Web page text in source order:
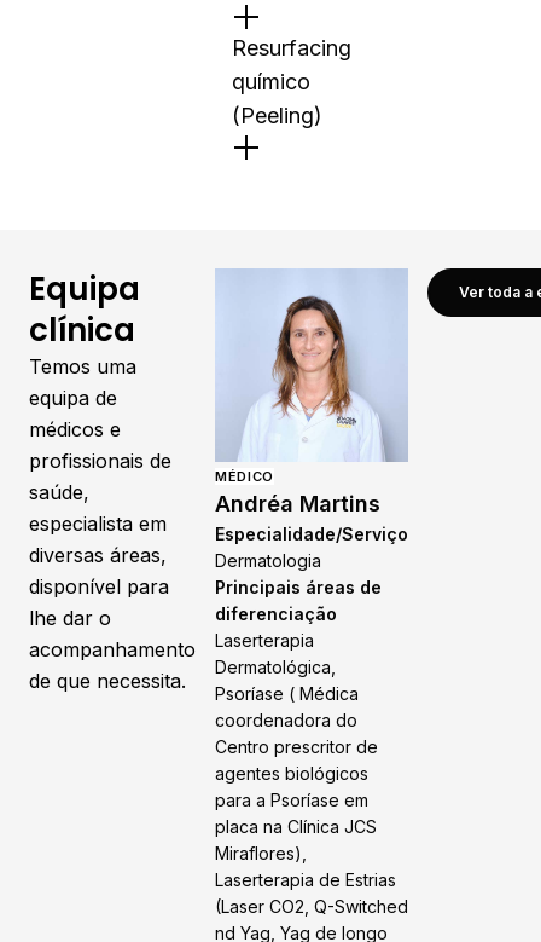
Resurfacing
químico
(Peeling)
Equipa
clínica
Temos uma
equipa de
médicos e
profissionais de
saúde,
especialista em
diversas áreas,
disponível para
lhe dar o
acompanhamento
de que necessita.
MÉDICO
Andréa Martins
Especialidade/Serviço
Dermatologia
Principais áreas de
diferenciação
Laserterapia
Dermatológica,
Psoríase ( Médica
coordenadora do
Centro prescritor de
agentes biológicos
para a Psoríase em
placa na Clínica JCS
Miraflores),
Laserterapia de Estrias
(Laser CO2, Q-Switched
nd Yag, Yag de longo
Ver toda a